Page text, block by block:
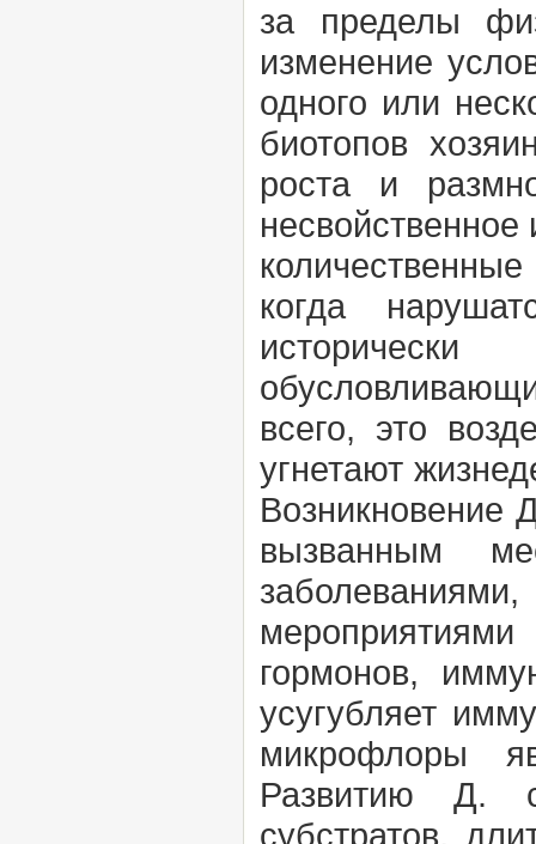
за пределы
изменение
одного или
биотопов
роста и
когда
всего, это
угнетают
Возникновение
вызванным
гормонов,
усугубляет
микрофлоры
Развитию Д.
субстратов,